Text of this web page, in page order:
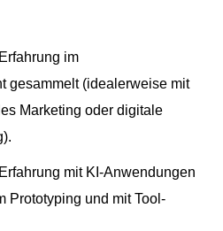
im
gesammelt (idealerweise mit
Marketing oder digitale
mit KI-Anwendungen
Prototyping und mit Tool-